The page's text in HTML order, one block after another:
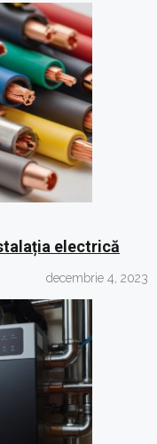
electrică
decembrie 4, 2023